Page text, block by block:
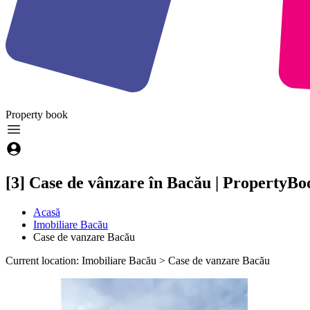
Property book
[3] Case de vânzare în Bacău |
Acasă
Imobiliare Bacău
Case de vanzare Bacău
Current location: Imobiliare Bacău > Case de vanzare Bacău